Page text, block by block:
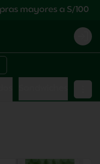
mayores a S/100